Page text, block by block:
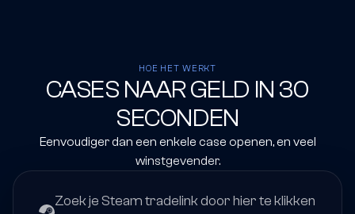
HOE HET WERKT
CASES NAAR GELD IN 30
SECONDEN
Eenvoudiger dan een enkele case openen, en veel
winstgevender.
Zoek je Steam tradelink door hier te klikken